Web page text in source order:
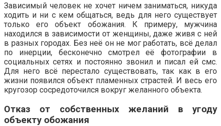
Зависимый человек не хочет ничем заниматься, никуда
ходить и ни с кем общаться, ведь для него существует
только его объект обожания. К примеру, мужчина
находился в зависимости от женщины, даже живя с ней
в разных городах. Без неё он не мог работать, всё делал
по инерции, бесконечно смотрел её фотографии в
социальных сетях и постоянно звонил и писал ей смс.
Для него всё перестало существовать, так как в его
жизни появился объект пламенных страстей. И весь его
кругозор сосредоточился вокруг желанного объекта.
Отказ от собственных желаний в угоду
объекту обожания